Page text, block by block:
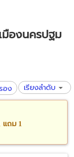
มืองนครปฐม
อง เรียงลำดับ
แถม 1